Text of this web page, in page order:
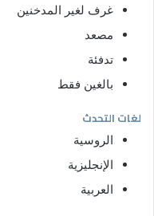
غرف لغير المدخنين
مصعد
تدفئة
بالغين فقط
لغات التحدث
الروسية
الإنجليزية
العربية